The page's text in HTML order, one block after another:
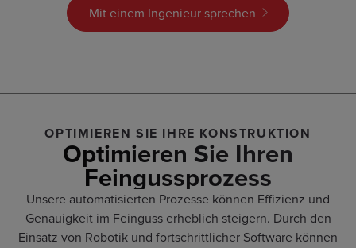
Mit einem Ingenieur sprechen
OPTIMIEREN SIE IHRE KONSTRUKTION
Optimieren Sie Ihren
Feingussprozess
Unsere automatisierten Prozesse können Effizienz und
Genauigkeit im Feinguss erheblich steigern. Durch den
Einsatz von Robotik und fortschrittlicher Software können